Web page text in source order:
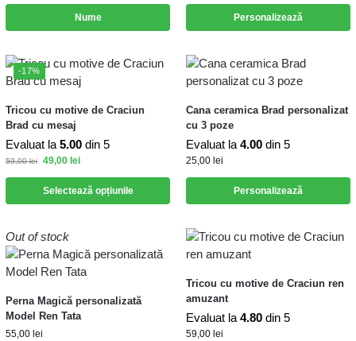
Nume Personalizează
-17%
Tricou cu motive de Craciun
Brad cu mesaj
Evaluat la5.00 din 5
59,00lei 49,00 lei
Selectează opțiunile
Cana ceramica Brad personalizat
cu 3 poze
Evaluat la4.00 din 5
25,00 lei
Personalizează
Out of stock
Perna Magică personalizată
Model Ren Tata
55,00 lei
Tricou cu motive de Craciun ren
amuzant
Evaluat la4.80 din 5
59,00 lei